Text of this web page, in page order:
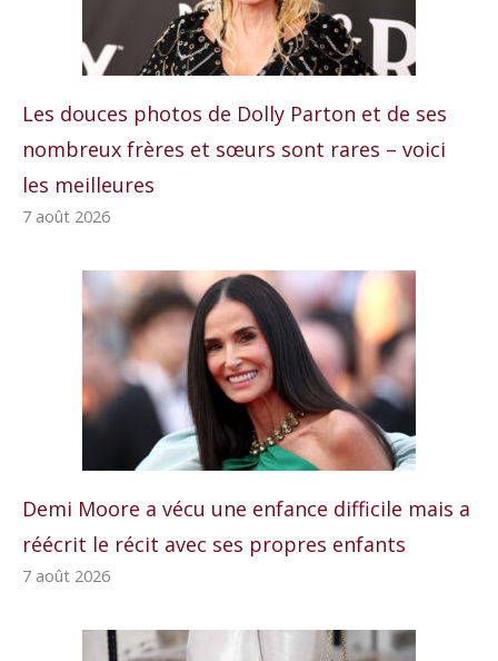
Les douces photos de Dolly Parton et de ses
nombreux frères et sœurs sont rares – voici
les meilleures
7 août 2026
Demi Moore a vécu une enfance difficile mais a
réécrit le récit avec ses propres enfants
7 août 2026